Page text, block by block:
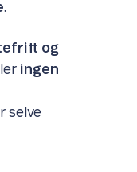
.
og
ingen
selve